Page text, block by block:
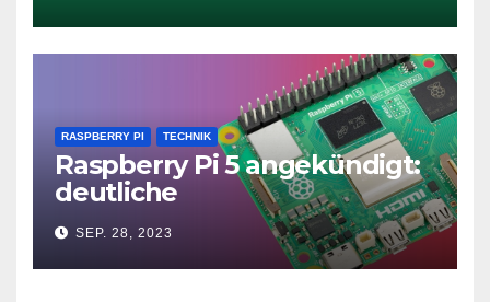
RASPBERRY PI TECHNIK
Raspberry Pi 5 angekündigt:
deutliche
Leistungssteigerung und bis
zu 2x 4K60
SEP. 28, 2023